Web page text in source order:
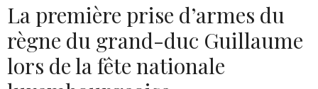
La première prise d’armes du
règne du grand-duc Guillaume
lors de la fête nationale